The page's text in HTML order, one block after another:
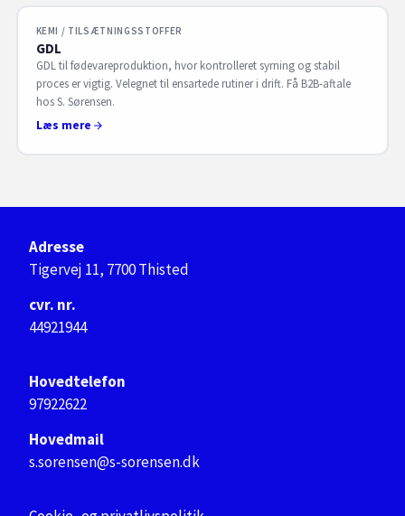
KEMI / TILSÆTNINGSSTOFFER
GDL
GDL til fødevareproduktion, hvor kontrolleret syrning og stabil
proces er vigtig. Velegnet til ensartede rutiner i drift. Få B2B-aftale
hos S. Sørensen.
Læs mere
Adresse
Tigervej 11, 7700 Thisted
cvr. nr.
44921944
Hovedtelefon
97922622
Hovedmail
s.sorensen@s-sorensen.dk